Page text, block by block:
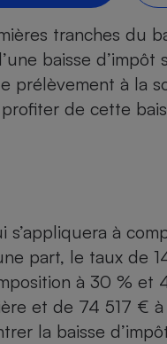
tranches du
baisse
prélèvement à la
de cette
à
part, le taux de
à 30 % et
et de 74 517 €
la baisse
Champagne
bouteille de
Banque en ligne
de cuisson à
induction
Téléviseur
mobile -
Smartphone
Matelas
électrique
Antimoustique